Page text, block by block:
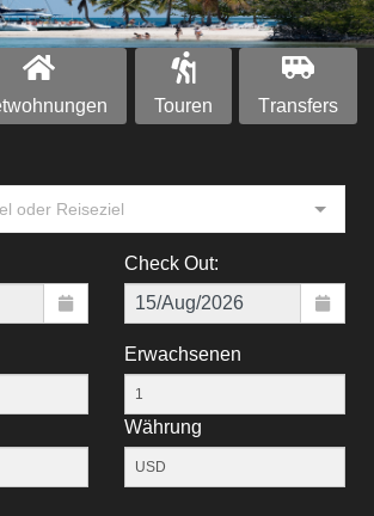
Touren Тransfers
oder Reiseziel
Check Out:
Erwachsenen
Währung